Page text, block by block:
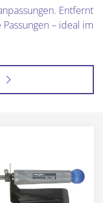
Entfernt
– ideal im